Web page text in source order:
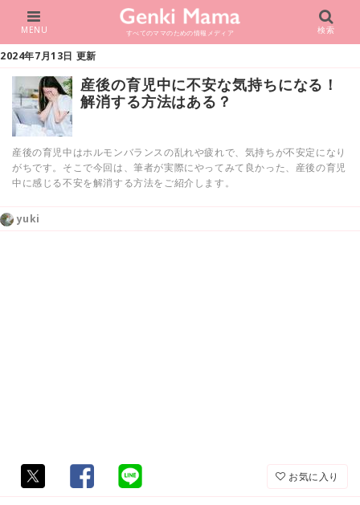
すべてのママのための情報メディア
MENU 検索
2024年7月13日 更新
産後の育児中に不安な気持ちになる！
解消する方法はある？
産後の育児中はホルモンバランスの乱れや疲れで、気持ちが不安定になり
がちです。そこで今回は、筆者が実際にやってみて良かった、産後の育児
中に感じる不安を解消する方法をご紹介します。
yuki
お気に入り